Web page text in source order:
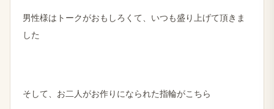
男性様はトークがおもしろくて、いつも盛り上げて頂きま
した
そして、お二人がお作りになられた指輪がこちら